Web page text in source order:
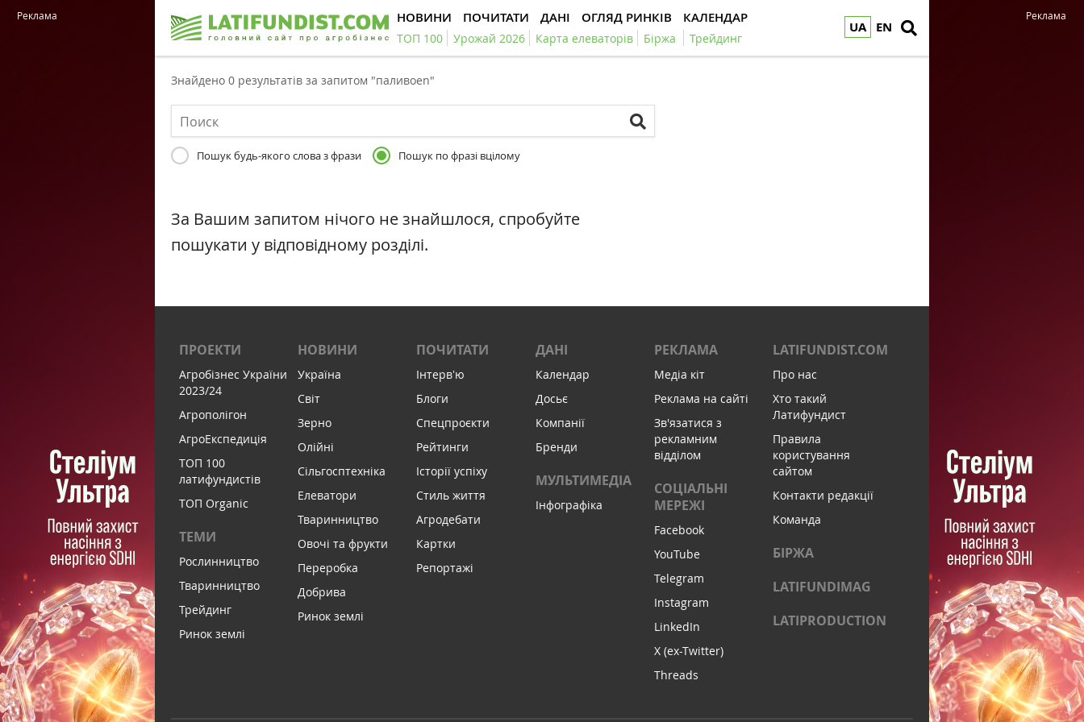
UA EN
НОВИНИ ПОЧИТАТИ ДАНІ ОГЛЯД РИНКІВ КАЛЕНДАР
ТОП 100 Урожай 2026 Карта елеваторів Біржа Трейдинг
Реклама Реклама
Знайдено 0 результатів за запитом "паливоen"
Пошук будь-якого слова з фрази Пошук по фразі вцілому
За Вашим запитом нічого не знайшлося, спробуйте
пошукати у відповідному розділі.
ПРОЕКТИ
Агробізнес України
2023/24
Агрополігон
АгроЕкспедиція
ТОП 100
латифундистів
ТОП Organic
ТЕМИ
Рослинництво
Тваринництво
Трейдинг
Ринок землі
НОВИНИ
Україна
Світ
Зерно
Олійні
Сільгосптехніка
Елеватори
Тваринництво
Овочі та фрукти
Переробка
Добрива
Ринок землі
ПОЧИТАТИ
Інтервʼю
Блоги
Спецпроєкти
Рейтинги
Історії успіху
Стиль життя
Агродебати
Картки
Репортажі
ДАНІ
Календар
Досьє
Компанії
Бренди
МУЛЬТИМЕДІА
Інфографіка
РЕКЛАМА
Медіа кіт
Реклама на сайті
Зв'язатися з
рекламним
відділом
СОЦІАЛЬНІ
МЕРЕЖІ
Facebook
YouTube
Telegram
Instagram
LinkedIn
X (ex-Twitter)
Threads
LATIFUNDIST.COM
Про нас
Хто такий
Латифундист
Правила
користування
сайтом
Контакти редакції
Команда
БІРЖА
LATIFUNDIMAG
LATIPRODUCTION